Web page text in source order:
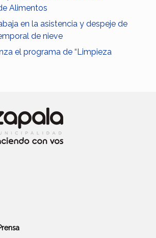
Alimentos
en la asistencia y despeje de
de nieve
el programa de “Limpieza